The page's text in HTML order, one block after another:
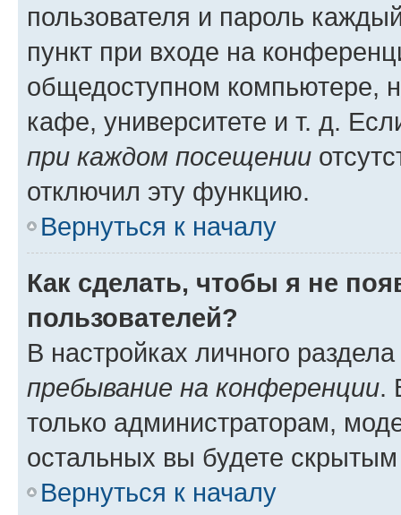
пользователя и пароль
пункт при входе на
общедоступном компьютере,
кафе, университете и т. д.
при каждом посещении
отключил эту функцию.
Вернуться к началу
Как сделать, чтобы я не
пользователей?
В настройках личного
пребывание на конференции.
только администраторам,
остальных вы будете
Вернуться к началу